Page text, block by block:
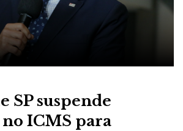
SP suspende
ICMS para